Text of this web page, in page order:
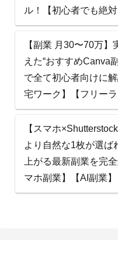
ル！【初心者でも絶
【副業 月30〜70万
えた“おすすめCanva
で全て初心者向けに
宅ワーク】【フリーラ
【スマホ
より自然な1枚が選ば
上がる最新副業を完
マホ副業】【AI副業】